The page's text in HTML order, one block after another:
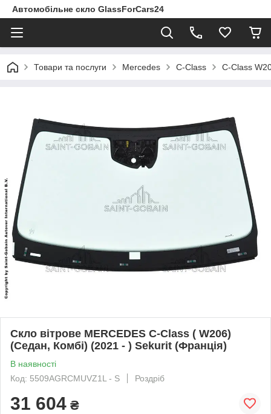
Автомобільне скло GlassForCars24
Товари та послуги Mercedes C-Class C-Class
Скло вітрове MERCEDES C-Class ( W206)
(Седан, Комбі) (2021 - ) Sekurit (Франція)
В наявності
Код: 5509AGRCMUVZ1L - S
Роздріб
31 604 ₴